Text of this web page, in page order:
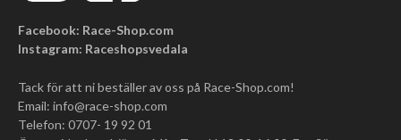
Facebook: Race-Shop.com
Instagram: Raceshopsvedala
Tack för att ni beställer av oss på Race-Shop.com!
Email: info@race-shop.com
Telefon: 0707- 19 92 01